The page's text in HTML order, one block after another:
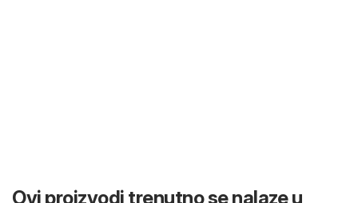
Ovi proizvodi trenutno se nalaze u